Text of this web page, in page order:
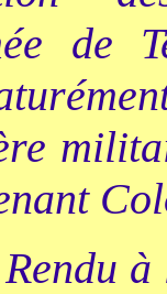
de
Rendu